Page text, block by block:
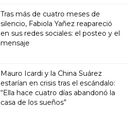
Tras más de cuatro meses de
silencio, Fabiola Yañez reapareció
en sus redes sociales: el posteo y el
mensaje
Mauro Icardi y la China Suárez
estarían en crisis tras el escándalo:
“Ella hace cuatro días abandonó la
casa de los sueños”